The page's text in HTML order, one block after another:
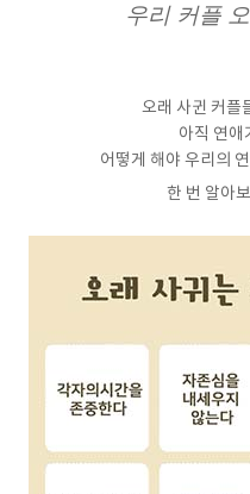
우리 커플
오래 사귄 커플
아직 연애
어떻게 해야 우리의
한 번 알아